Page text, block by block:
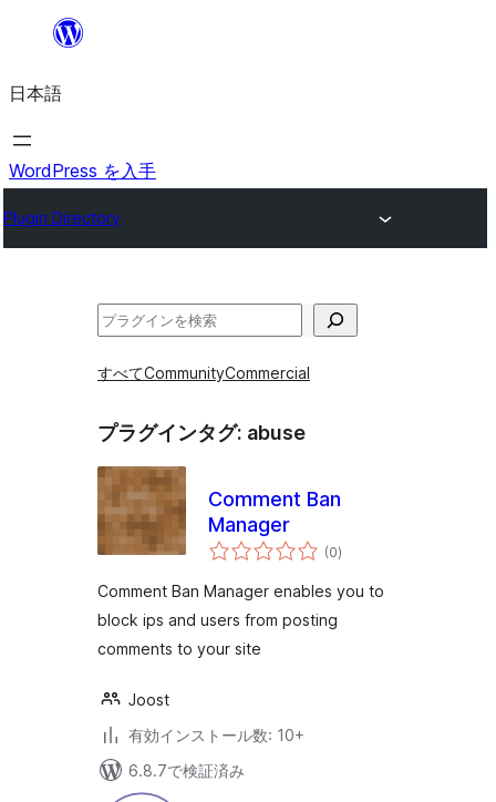
を
ス
キ
プ
日本語
WordPress を入手
Plugin Directory
検
すべてCommunityCommercial
プラグインタグ: abuse
Comment Ban
Manager
(0個
の
価
)
Comment Ban Manager enables you to
block ips and users from posting
comments to your site
Joost
有効インストール数: 10+
6.8.7で検証済み